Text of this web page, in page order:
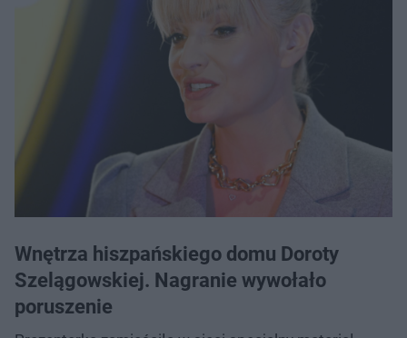
Wnętrza hiszpańskiego domu Doroty
Szelągowskiej. Nagranie wywołało
poruszenie